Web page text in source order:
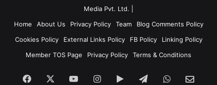
Media Pvt. Ltd.
Home
About Us Privacy Policy Team
Blog Comments Policy
Cookies Policy
External Links Policy FB Policy
Linking Policy
Member TOS Page
Privacy Policy Terms & Conditions
Facebook YouTubeInstagram
Google TelegramWhatsApp